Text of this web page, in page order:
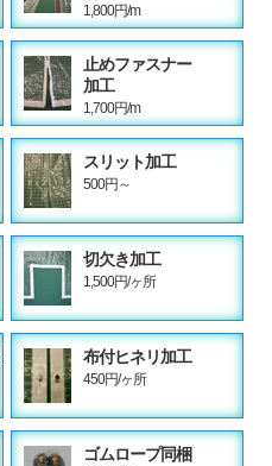
1,800円/m
止めファスナー
加工
1,700円/m
スリット加工
500円～
切欠き加工
1,500円/ヶ所
布付ヒネリ加工
450円/ヶ所
ゴムロープ同梱